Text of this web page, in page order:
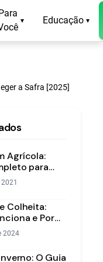
▾ Educação ▾
a Safra [2025]
Agrícola:
para
de
Colheita:
e Por
para
2024
O Guia